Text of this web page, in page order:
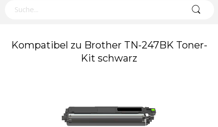
Zum
Ende
der
Kompatibel zu Brother TN-247BK Toner-
Kit schwarz